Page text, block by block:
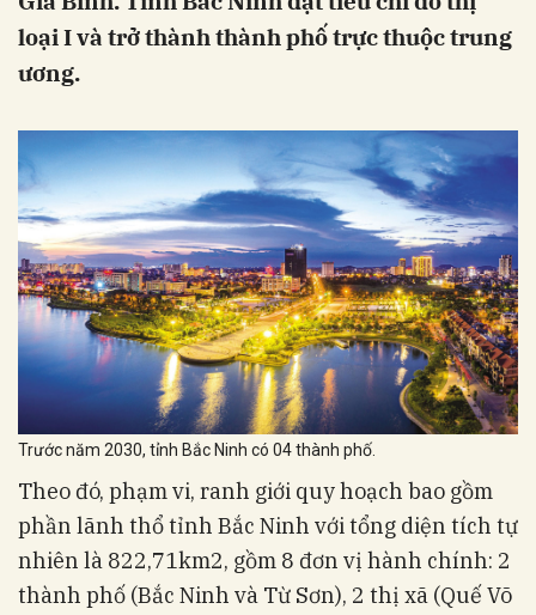
loại I và trở thành thành phố trực thuộc trung
ương.
Trước năm 2030, tỉnh Bắc Ninh có 04 thành phố.
Theo đó, phạm vi, ranh giới quy hoạch bao gồm
phần lãnh thổ tỉnh Bắc Ninh với tổng diện tích tự
nhiên là 822,71km2, gồm 8 đơn vị hành chính: 2
thành phố (Bắc Ninh và Từ Sơn), 2 thị xã (Quế Võ